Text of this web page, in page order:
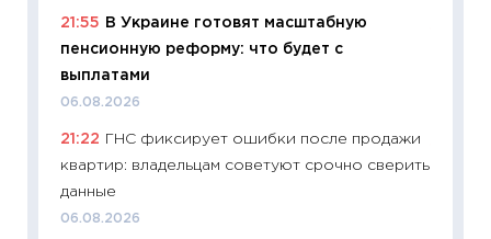
21:55
В Украине готовят масштабную
пенсионную реформу: что будет с
выплатами
06.08.2026
21:22
ГНС фиксирует ошибки после продажи
квартир: владельцам советуют срочно сверить
данные
06.08.2026